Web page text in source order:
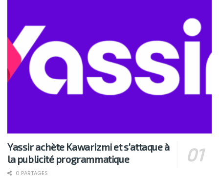
Yassir achète Kawarizmi et s’attaque à
la publicité programmatique
0 PARTAGES